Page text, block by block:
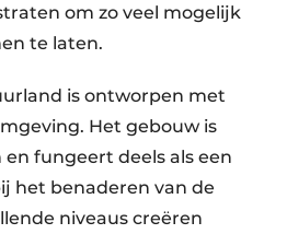
om zo veel mogelijk
te laten.
is ontworpen met
Het gebouw is
fungeert deels als een
het benaderen van de
niveaus creëren